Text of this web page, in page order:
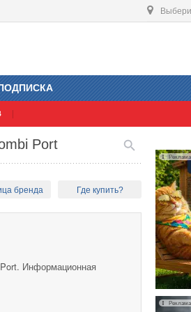
Port
бренда Где купить?
Информационная
Реклама
Реклама